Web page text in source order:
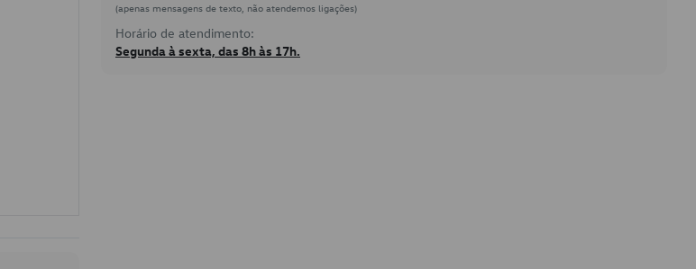
(apenas mensagens de texto, não atendemos ligações)
Horário de atendimento:
Segunda à sexta, das 8h às 17h.